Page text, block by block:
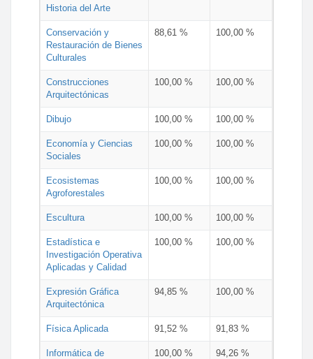
Historia del Arte
Conservación y
Restauración de Bienes
Culturales
88,61 % 100,00 %
Construcciones
Arquitectónicas
100,00 % 100,00 %
Dibujo 100,00 % 100,00 %
Economía y Ciencias
Sociales
100,00 % 100,00 %
Ecosistemas
Agroforestales
100,00 % 100,00 %
Escultura 100,00 % 100,00 %
Estadística e
Investigación Operativa
Aplicadas y Calidad
100,00 % 100,00 %
Expresión Gráfica
Arquitectónica
94,85 % 100,00 %
Física Aplicada 91,52 % 91,83 %
Informática de
100,00 % 94,26 %